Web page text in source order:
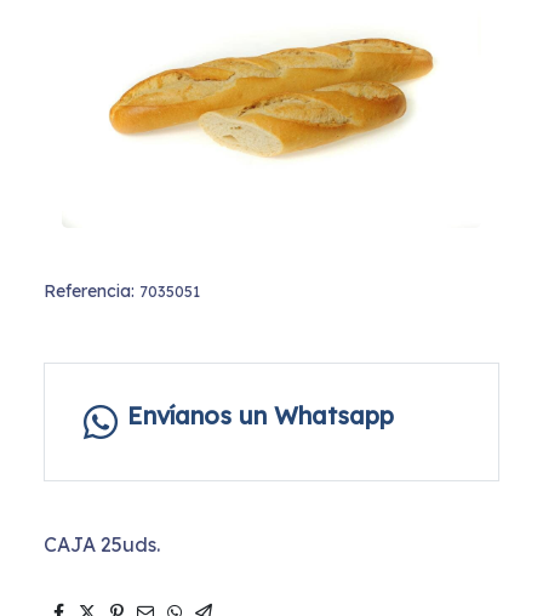
Referencia: 7035051
Envíanos un Whatsapp
CAJA 25uds.